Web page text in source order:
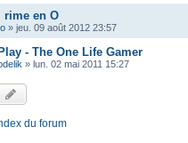
rime en O
» jeu. 09 août 2012 23:57
- The One Life Gamer
» lun. 02 mai 2011 15:27
du forum